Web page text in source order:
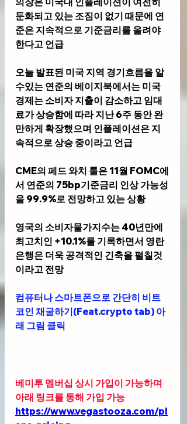
둔화되고 있는 조짐이 없기 때문에 연
준은 지속적으로 기준금리를 올려야
한다고 언급
오늘 발표된 미국 지역 경기흐름을 알
수있는 연준의 베이지북에서는 미국
경제는 소비자 지출이 감소하고 임대
료가 상승함에 따라 지난 6주 동안 완
만하게 확장했으며 인플레이션은 지
속적으로 상승 중이라고 언급
CME의 페드 와치 툴은 11월 FOMC에
서 연준의 75bp기준금리 인상 가능성
을 99.9%로 전망하고 있는 상황
영국의 소비자물가지수는 40년만에
최고치인 +10.1%를 기록하면서 영란
은행은 더욱 공격적인 긴축을 펼칠것
이라고 전망
컴퓨터나 스마트폰으로 간단히 비트
코인 채굴하기(Feat.crypto tab) 아
래 그림 클릭
베미투 멤버십 상시 가입이 가능하며
아래 링크를 통해 가입 가능
https://www.vegastooza.com/pl